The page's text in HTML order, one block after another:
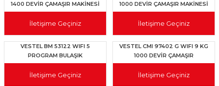
1400 DEVİR ÇAMAŞIR MAKİNESİ
- 20350192
İletişime Geçiniz
1000 DEVİR ÇAMAŞIR MAKİNESİ
- 20350199
İletişime Geçiniz
VESTEL BM 53122 WIFI 5
PROGRAM BULAŞIK
MAKİNESİ-20350396
İletişime Geçiniz
VESTEL CMI 97402 G WIFI 9 KG
1000 DEVİR ÇAMAŞIR
MAKİNESİ-20350197
İletişime Geçiniz